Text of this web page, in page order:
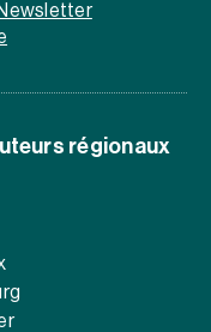
régionaux